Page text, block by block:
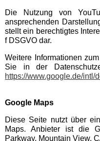
Die Nutzung von
ansprechenden
stellt ein berechtigtes
f DSGVO dar.
Weitere Informationen
Sie in der
https://www.google.de/intl/
Google Maps
Diese Seite nutzt über
Maps. Anbieter ist die
Parkway, Mountain View,